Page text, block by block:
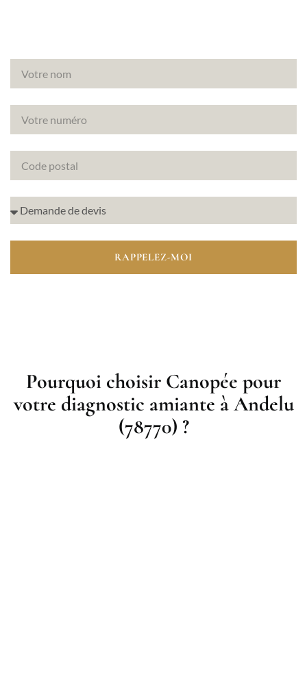
RAPPELEZ-MOI
Pourquoi choisir Canopée pour
votre diagnostic amiante à Andelu
(78770) ?